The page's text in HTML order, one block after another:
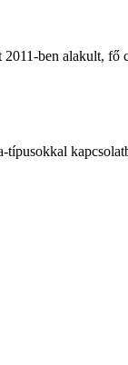
ben alakult, fő
típusokkal